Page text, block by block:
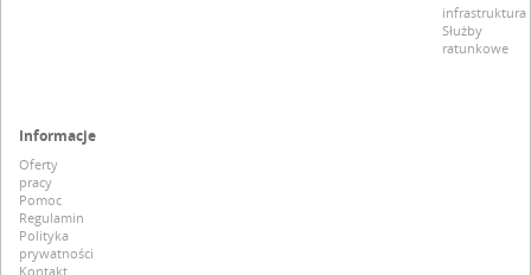
infrastruktura
Służby
ratunkowe
Informacje
Oferty
pracy
Pomoc
Regulamin
Polityka
prywatności
Kontakt